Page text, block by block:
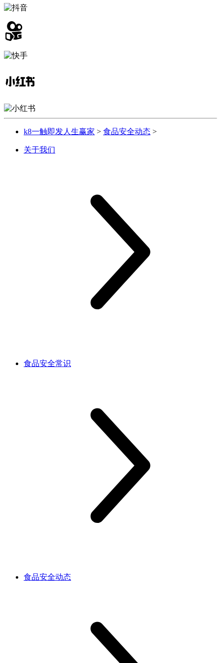
k8一触即发人生赢家 > 食品安全动态 >
关于我们
食品安全常识
食品安全动态